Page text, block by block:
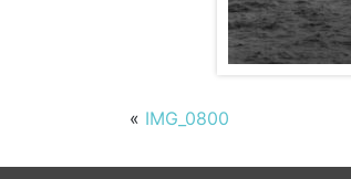
« IMG_0800